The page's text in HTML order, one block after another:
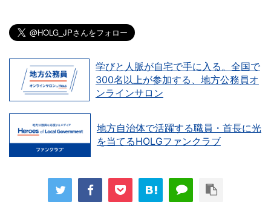
学びと人脈が自宅で手に入る。全国で
300名以上が参加する、地方公務員オ
ンラインサロン
地方自治体で活躍する職員・首長に光
を当てるHOLGファンクラブ